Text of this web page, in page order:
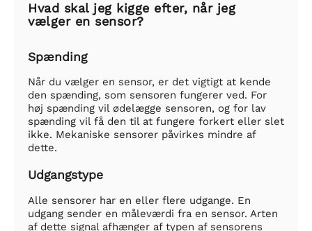
Hvad skal jeg kigge efter, når jeg
vælger en sensor?
Spænding
Når du vælger en sensor, er det vigtigt at kende
den spænding, som sensoren fungerer ved. For
høj spænding vil ødelægge sensoren, og for lav
spænding vil få den til at fungere forkert eller slet
ikke. Mekaniske sensorer påvirkes mindre af
dette.
Udgangstype
Alle sensorer har en eller flere udgange. En
udgang sender en måleværdi fra en sensor. Arten
af dette signal afhænger af typen af sensorens